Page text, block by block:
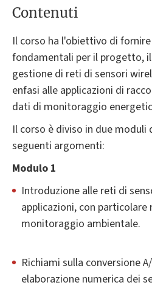
Contenuti
Il corso ha l'obiettivo di
fondamentali per il progetto,
gestione di reti di sensori
enfasi alle applicazioni di
dati di monitoraggio
Il corso è diviso in due
seguenti argomenti:
Modulo 1
Introduzione alle reti di
applicazioni, con
monitoraggio ambientale.
Richiami sulla conversione
elaborazione numerica dei